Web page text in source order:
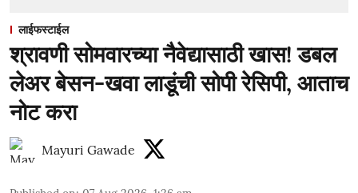
लाईफस्टाईल
श्रावणी सोमवारच्या नैवेद्यासाठी खास! डबल
लेअर बेसन-खवा लाडूंची सोपी रेसिपी, आताच
नोट करा
Mayuri Gawade